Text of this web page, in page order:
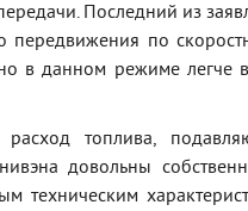
Последний из
передвижения по
в данном режиме легче
топлива,
довольны
техническим